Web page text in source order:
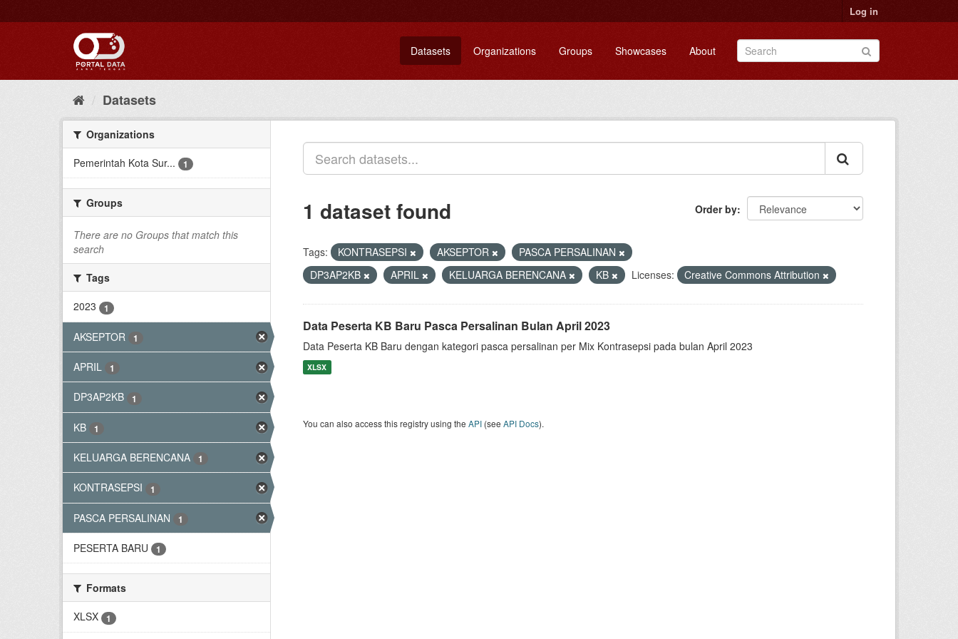
to
Log in
Datasets Organizations Groups Showcases About
Datasets
Organizations
Pemerintah Kota Sur...
1
Groups
There are no Groups that match this
search
Tags
2023
1
AKSEPTOR 1
APRIL 1
DP3AP2KB 1
KB 1
KELUARGA BERENCANA 1
KONTRASEPSI 1
PASCA PERSALINAN 1
PESERTA BARU 1
Formats
XLSX
1
Order by
1 dataset found
Tags: KONTRASEPSI AKSEPTOR
PASCA PERSALINAN
DP3AP2KB
APRIL KELUARGA BERENCANA KB Licenses: Creative Commons Attribution
Data Peserta KB Baru Pasca Persalinan Bulan April 2023
Data Peserta KB Baru dengan kategori pasca persalinan per Mix Kontrasepsi pada bulan April 2023
XLSX
You can also access this registry using the API (see API Docs).